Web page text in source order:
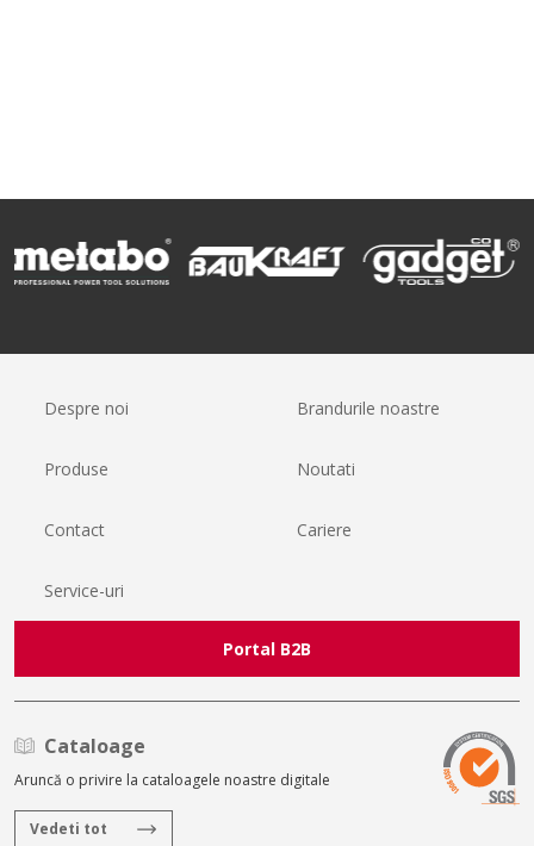
Despre noi Brandurile noastre
Produse Noutati
Contact Cariere
Service-uri
Portal B2B
Cataloage
Aruncă o privire la cataloagele noastre digitale
Vedeti tot